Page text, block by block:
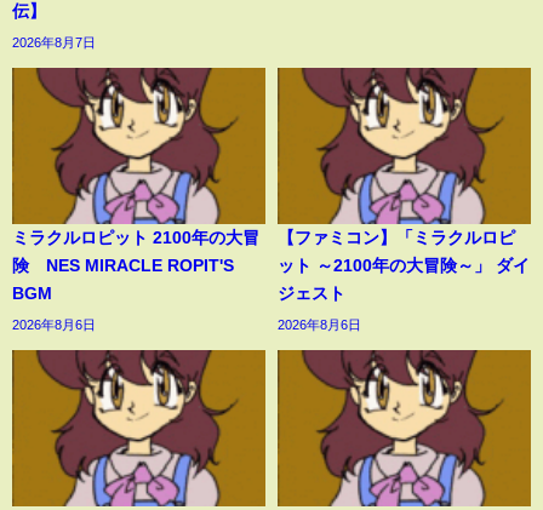
伝】
2026年8月7日
ミラクルロピット 2100年の大冒
険 NES MIRACLE ROPIT'S
BGM
2026年8月6日
【ファミコン】「ミラクルロピ
ット ～2100年の大冒険～」 ダイ
ジェスト
2026年8月6日